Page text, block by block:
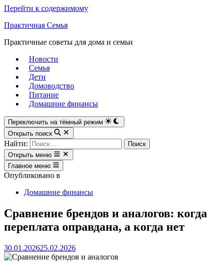
Перейти к содержимому
Практичная Семья
Практичные советы для дома и семьи
Новости
Семья
Дети
Домоводство
Питание
Домашние финансы
Переключить на тёмный режим
Открыть поиск
Найти:
Открыть меню
Главное меню
Опубликовано в
Домашние финансы
Сравнение брендов и аналогов: когда
переплата оправдана, а когда нет
30.01.202625.02.2026